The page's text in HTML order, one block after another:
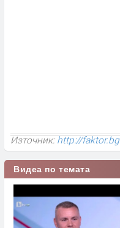
Източник:http://faktor.bg
Видеа по темата